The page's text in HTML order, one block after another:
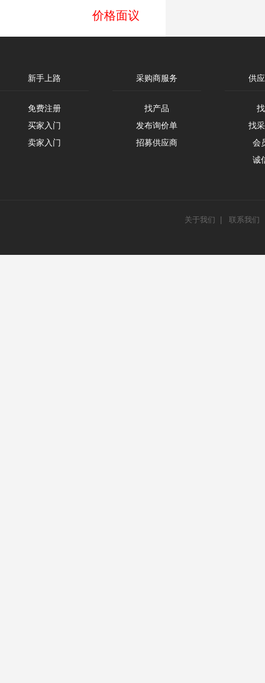
价格面议
新手上路
免费注册
买家入门
卖家入门
采购商服务
找产品
发布询价单
招募供应商
供
找
会
诚
关于我们 联系我们